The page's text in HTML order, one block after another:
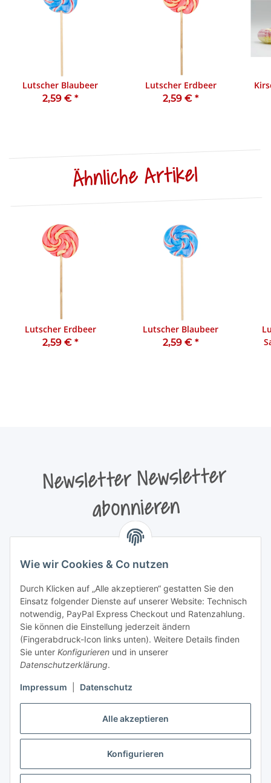
Alle akzeptieren
Konfigurieren
Wie wir Cookies & Co nutzen
Durch Klicken auf „Alle akzeptieren“ gestatten Sie den
Einsatz folgender Dienste auf unserer Website: Technisch
notwendig, PayPal Express Checkout und Ratenzahlung.
Sie können die Einstellung jederzeit ändern
(Fingerabdruck-Icon links unten). Weitere Details finden
Sie unter Konfigurieren und in unserer
Datenschutzerklärung.
Impressum Datenschutz
Lutscher Blaubeer
2,59 € *
Lutscher Erdbeer
2,59 € *
Ähnliche Artikel
Lutscher Erdbeer
2,59 € *
Lutscher Blaubeer
2,59 € *
Newsletter Newsletter
abonnieren
Bitte senden Sie mir entsprechend Ihrer
Informationen zu Ihrem Produktsortiment per E-Mail zu.
Newsletter abonnieren
Newsletter Newsletter abonnieren
Informationen
Gesetzliche Informationen
Vertrag widerrufen